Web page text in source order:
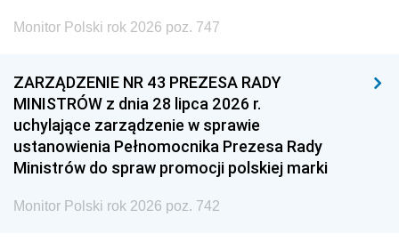
Monitor Polski rok 2026 poz. 747
ZARZĄDZENIE NR 43 PREZESA RADY
MINISTRÓW z dnia 28 lipca 2026 r.
uchylające zarządzenie w sprawie
ustanowienia Pełnomocnika Prezesa Rady
Ministrów do spraw promocji polskiej marki
Monitor Polski rok 2026 poz. 742